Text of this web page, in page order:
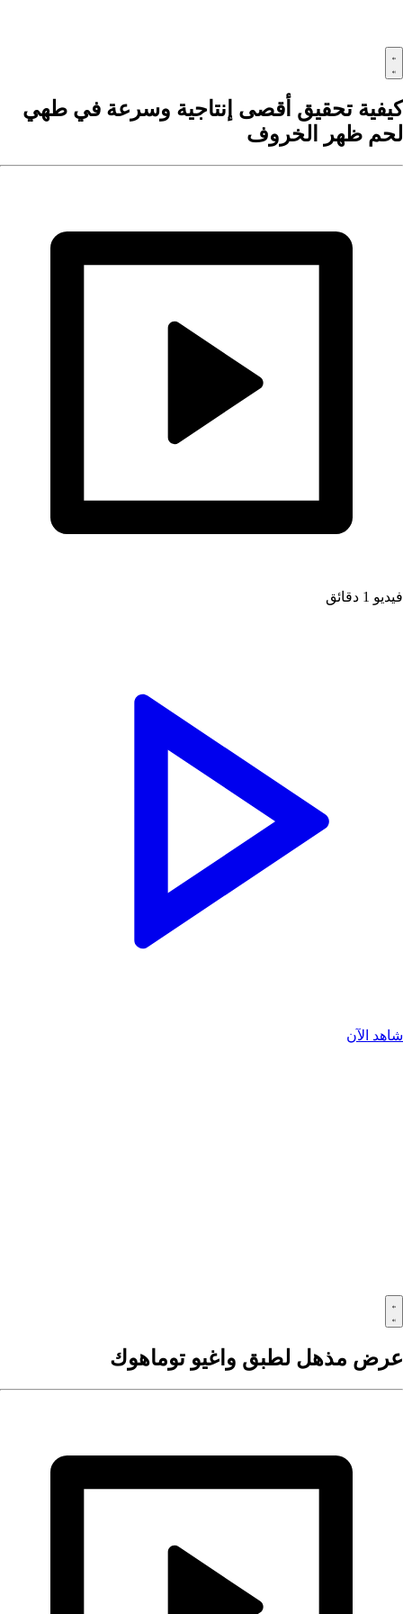
تحقيق أقصى إنتاجية وسرعة في طهي
ظهر الخروف
الآن
مذهل لطبق واغيو توماهوك